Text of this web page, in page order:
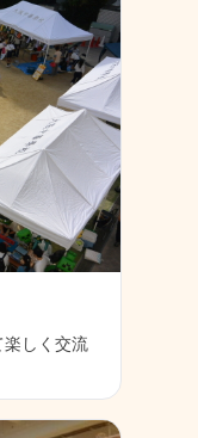
しく交流